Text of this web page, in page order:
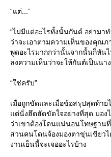
“แต่...”
“ไม่มีแต่อะไรทั้งนั้นกันต์ อย่ามา
ว่าจะเอาตามความเห็นของคุณ
พูดอะไรมากกว่านั้นจากนั้นก็หั
ลงความเห็นว่าจะให้กันต์เป็นนา
“ใช่ครับ”
เมื่อถูกขัดและเมื่อข้อสรุปสุดท้าย
แต่นั่งฮึดฮัดขัดใจอย่างที่สุด มอ
ว่าเขาต้องโดนแน่นอนโทษฐานที่
ส่วนคนโดนจ้องมองตาขุ่นเขียว
งานเย็นนี้จะเจออะไรบ้าง